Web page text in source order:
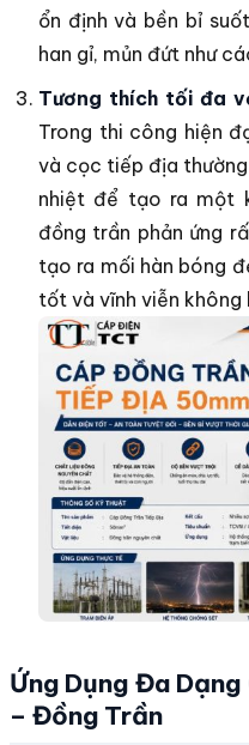
ổn định và bền bỉ
han gỉ, mủn đứt như
Tương thích tối đa
Trong thi công hiện
và cọc tiếp địa thường
nhiệt để tạo ra một
đồng trần phản ứng
tạo ra mối hàn bóng
tốt và vĩnh viễn
Ứng Dụng Đa
– Đồng Trần